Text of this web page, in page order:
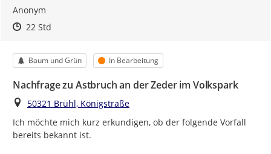
Anonym
Zeitpunkt des Erstellens
Zeitpunkt des Erstellens
22 StdZur Äußerung
Kategorie
Baum und Grün Status
In Bearbeitung
Nachfrage zu Astbruch an der Zeder im Volkspark
Ort
50321 Brühl, Königstraße
Ich möchte mich kurz erkundigen, ob der folgende Vorfall
bereits bekannt ist.